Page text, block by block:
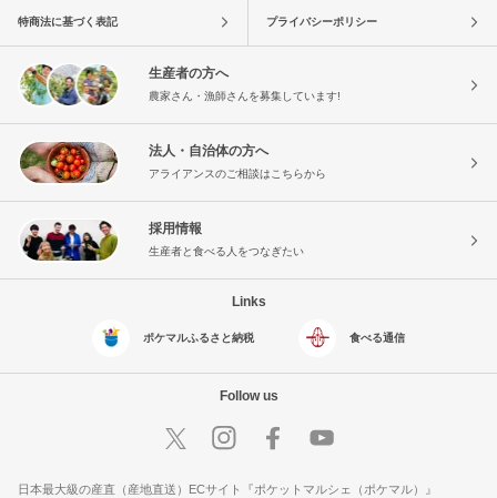
特商法に基づく表記 プライバシーポリシー
生産者の方へ
農家さん・漁師さんを募集しています!
法人・自治体の方へ
アライアンスのご相談はこちらから
採用情報
生産者と食べる人をつなぎたい
Links
ポケマルふるさと納税 食べる通信
Follow us
日本最大級の産直（産地直送）ECサイト『ポケットマルシェ（ポケマル）』